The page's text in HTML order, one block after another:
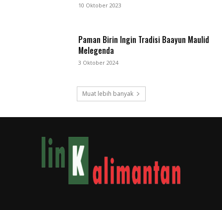
10 Oktober 2023
Paman Birin Ingin Tradisi Baayun Maulid
Melegenda
3 Oktober 2024
Muat lebih banyak